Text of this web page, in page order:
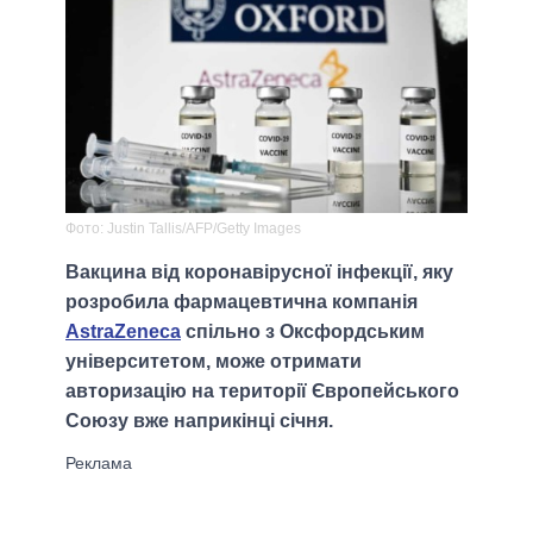
Фото: Justin Tallis/AFP/Getty Images
Вакцина від коронавірусної інфекції, яку
розробила фармацевтична компанія
AstraZeneca спільно з Оксфордським
університетом, може отримати
авторизацію на території Європейського
Союзу вже наприкінці січня.